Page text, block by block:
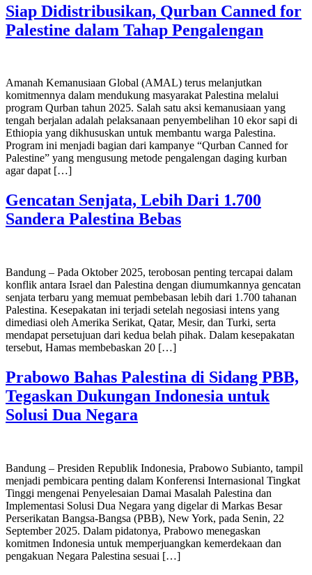
Siap Didistribusikan, Qurban Canned for
Palestine dalam Tahap Pengalengan
Amanah Kemanusiaan Global (AMAL) terus melanjutkan
komitmennya dalam mendukung masyarakat Palestina melalui
program Qurban tahun 2025. Salah satu aksi kemanusiaan yang
tengah berjalan adalah pelaksanaan penyembelihan 10 ekor sapi di
Ethiopia yang dikhususkan untuk membantu warga Palestina.
Program ini menjadi bagian dari kampanye “Qurban Canned for
Palestine” yang mengusung metode pengalengan daging kurban
agar dapat […]
Gencatan Senjata, Lebih Dari 1.700
Sandera Palestina Bebas
Bandung – Pada Oktober 2025, terobosan penting tercapai dalam
konflik antara Israel dan Palestina dengan diumumkannya gencatan
senjata terbaru yang memuat pembebasan lebih dari 1.700 tahanan
Palestina. Kesepakatan ini terjadi setelah negosiasi intens yang
dimediasi oleh Amerika Serikat, Qatar, Mesir, dan Turki, serta
mendapat persetujuan dari kedua belah pihak. Dalam kesepakatan
tersebut, Hamas membebaskan 20 […]
Prabowo Bahas Palestina di Sidang PBB,
Tegaskan Dukungan Indonesia untuk
Solusi Dua Negara
Bandung – Presiden Republik Indonesia, Prabowo Subianto, tampil
menjadi pembicara penting dalam Konferensi Internasional Tingkat
Tinggi mengenai Penyelesaian Damai Masalah Palestina dan
Implementasi Solusi Dua Negara yang digelar di Markas Besar
Perserikatan Bangsa-Bangsa (PBB), New York, pada Senin, 22
September 2025. Dalam pidatonya, Prabowo menegaskan
komitmen Indonesia untuk memperjuangkan kemerdekaan dan
pengakuan Negara Palestina sesuai […]